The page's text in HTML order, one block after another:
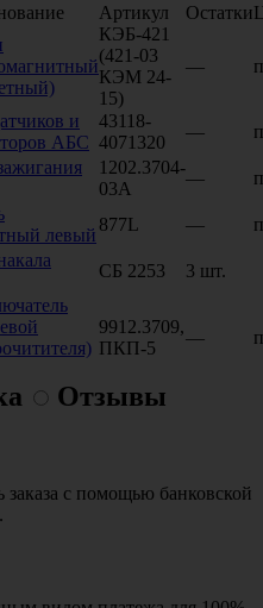
Артикул Остатки
КЭБ-421
(421-03
КЭМ 24-
15)
—
и
АБС
43118-
4071320
—
1202.3704-
03А
—
левый
877L —
СБ 2253 3 шт.
9912.3709,
ПКП-5
—
Отзывы
с помощью банковской